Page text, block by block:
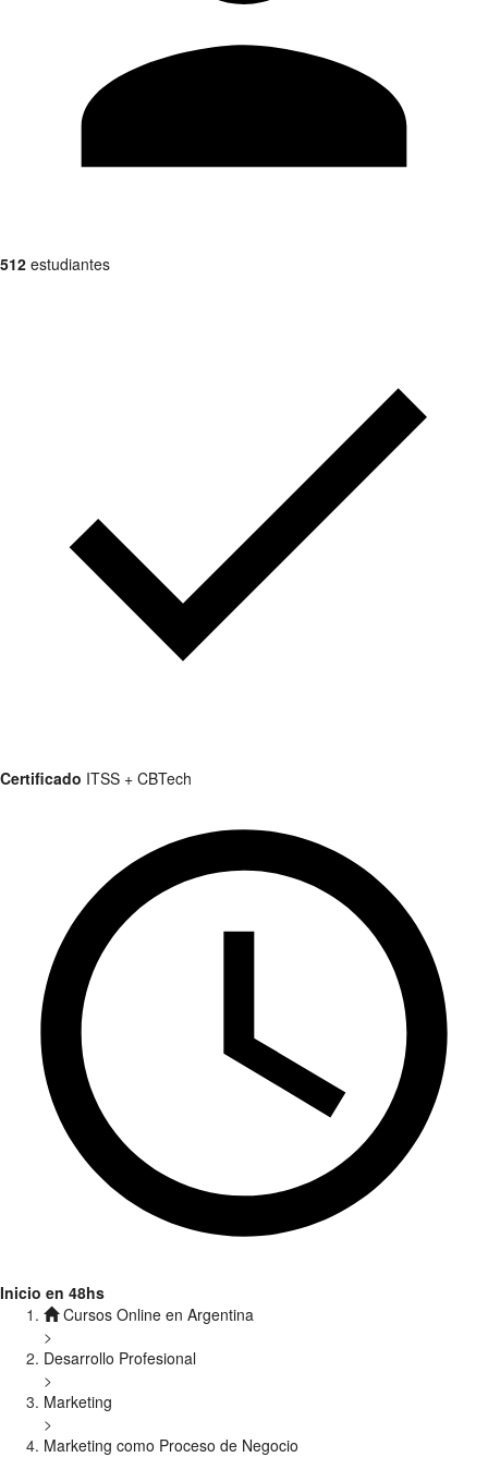
512 estudiantes
Certificado ITSS + CBTech
Inicio en 48hs
Cursos Online en Argentina
>
Desarrollo Profesional
>
Marketing
>
Marketing como Proceso de Negocio